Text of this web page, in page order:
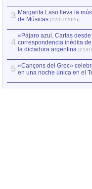
3 Margarita Laso lleva la
de Músicas [22/07/2026]
4
«Pájaro azul. Cartas
correspondencia inédita
la dictadura argentina [21/
5 «Cançons del Grec»
en una noche única en el